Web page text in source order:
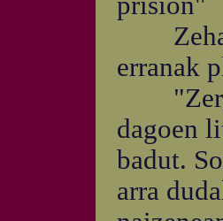
erranak
dagoen
badut.
arra